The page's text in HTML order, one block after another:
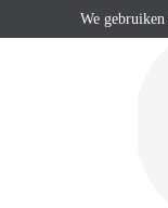
We gebruiken